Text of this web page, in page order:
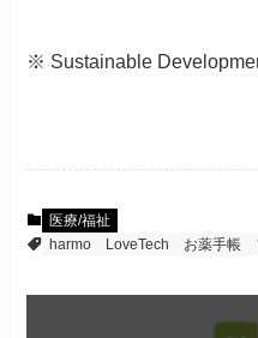
※ Sustainable
医療/福祉
harmo
LoveTech お薬手帳